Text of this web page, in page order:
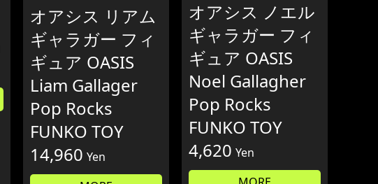
オアシス リアム
ギャラガー フィ
ギュア OASIS
Liam Gallager
Pop Rocks
FUNKO TOY
14,960 Yen
オアシス ノエル
ギャラガー フィ
ギュア OASIS
Noel Gallagher
Pop Rocks
FUNKO TOY
4,620 Yen